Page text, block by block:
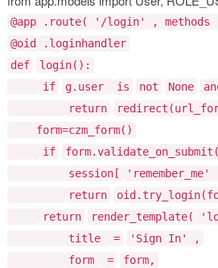
@app .route( '/login' , methods
@oid
.loginhandler
def
login():
if
g.user is not None
return
form=czm_form()
if
session[
'remember_me'
return
return
render_template(
title
= 'Sign In'
,
form
=
form,